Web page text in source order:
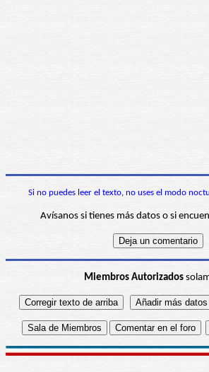
Si no puedes leer el texto, no uses el modo
Avísanos si tienes más datos o si
Miembros Autorizados